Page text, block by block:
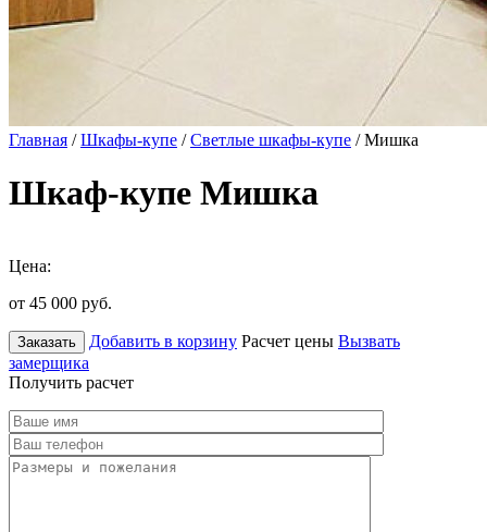
Главная /Шкафы-купе /Светлые шкафы-купе / Мишка
Шкаф-купе Мишка
Цена:
от 45 000 руб.
Заказать Добавить в корзину Расчет цены Вызвать
замерщика
Получить расчет